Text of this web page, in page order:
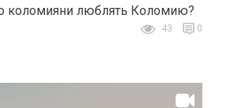
коломияни люблять Коломию?
43 0